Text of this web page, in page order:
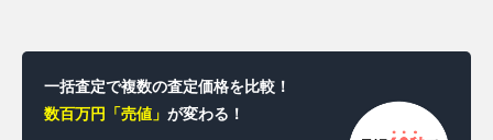
お役立ちコラム
一括査定で複数の査定価格を比較！
数百万円「売値」 が変わる！